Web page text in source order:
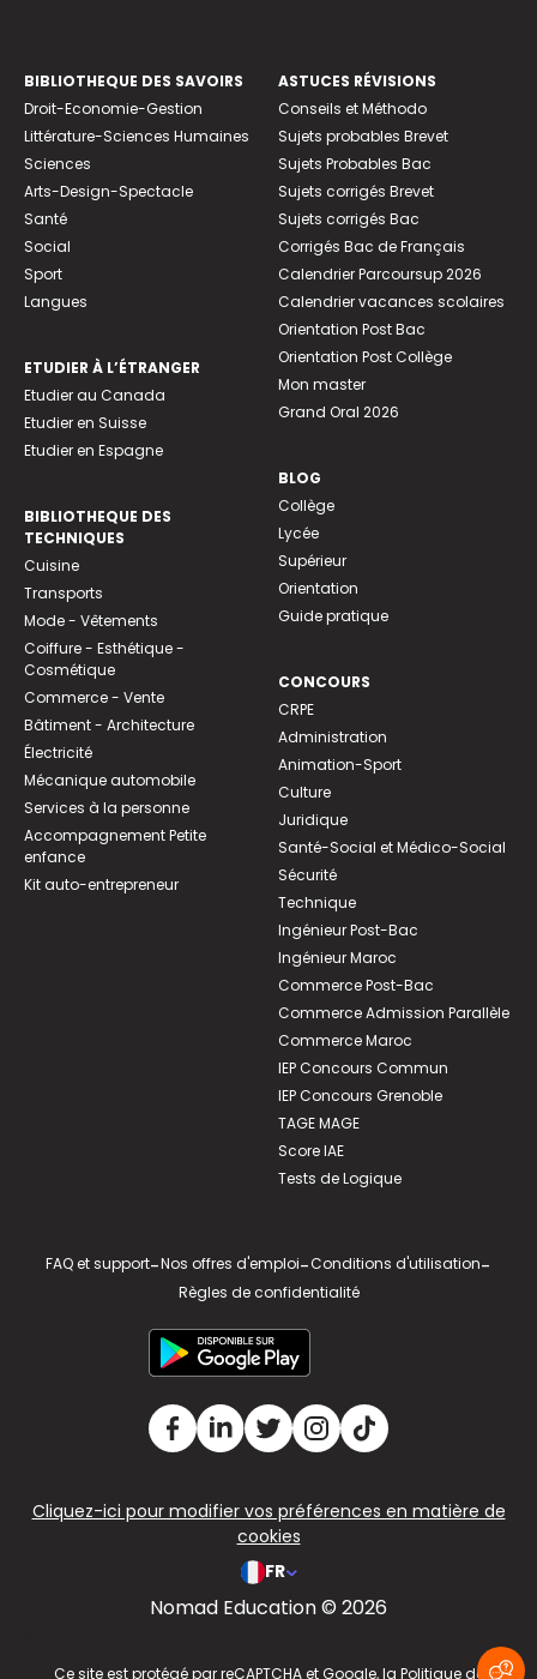
BIBLIOTHEQUE DES SAVOIRS
Droit-Economie-Gestion
Littérature-Sciences Humaines
Sciences
Arts-Design-Spectacle
Santé
Social
Sport
Langues
ETUDIER À L’ÉTRANGER
Etudier au Canada
Etudier en Suisse
Etudier en Espagne
BIBLIOTHEQUE DES
TECHNIQUES
Cuisine
Transports
Mode - Vêtements
Coiffure - Esthétique -
Cosmétique
Commerce - Vente
Bâtiment - Architecture
Électricité
Mécanique automobile
Services à la personne
Accompagnement Petite
enfance
Kit auto-entrepreneur
ASTUCES RÉVISIONS
Conseils et Méthodo
Sujets probables Brevet
Sujets Probables Bac
Sujets corrigés Brevet
Sujets corrigés Bac
Corrigés Bac de Français
Calendrier Parcoursup 2026
Calendrier vacances scolaires
Orientation Post Bac
Orientation Post Collège
Mon master
Grand Oral 2026
BLOG
Collège
Lycée
Supérieur
Orientation
Guide pratique
CONCOURS
CRPE
Administration
Animation-Sport
Culture
Juridique
Santé-Social et Médico-Social
Sécurité
Technique
Ingénieur Post-Bac
Ingénieur Maroc
Commerce Post-Bac
Commerce Admission Parallèle
Commerce Maroc
IEP Concours Commun
IEP Concours Grenoble
TAGE MAGE
Score IAE
Tests de Logique
FAQ et support-Nos offres d'emploi-Conditions d'utilisation-
Règles de confidentialité
Cliquez-ici pour modifier vos préférences en matière de
cookies
FR
Nomad Education © 2026
Ce site est protégé par reCAPTCHA et Google, la Politique de